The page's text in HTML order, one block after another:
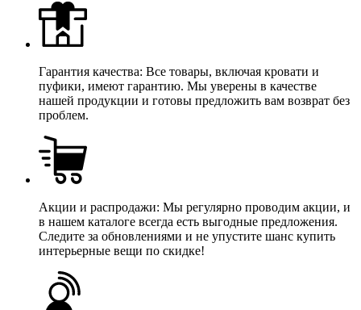
Гарантия качества: Все товары, включая кровати и
пуфики, имеют гарантию. Мы уверены в качестве
нашей продукции и готовы предложить вам возврат без
проблем.
Акции и распродажи: Мы регулярно проводим акции, и
в нашем каталоге всегда есть выгодные предложения.
Следите за обновлениями и не упустите шанс купить
интерьерные вещи по скидке!